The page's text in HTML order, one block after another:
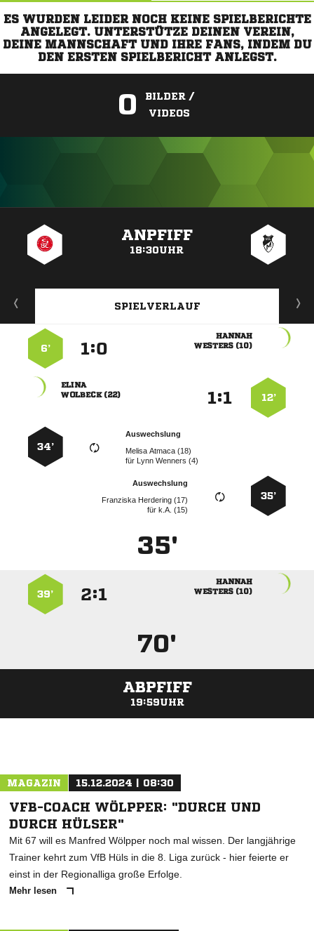
ES WURDEN LEIDER NOCH KEINE SPIELBERICHTE
ANGELEGT. UNTERSTÜTZE DEINEN VEREIN,
DEINE MANNSCHAFT UND IHRE FANS, INDEM DU
DEN ERSTEN SPIELBERICHT ANLEGST.
0
BILDER /
VIDEOS
ANPFIFF
18:30UHR
SPIELVERLAUF

 
:
6’
12’
:

 
Auswechslung
  
für   
34’
35’
Auswechslung
  
fürk.A. (15)
35'

 
:
39’
70'
ABPFIFF
19:59UHR
MAGAZIN 15.12.2024 | 08:30
VFB-COACH WÖLPPER: "DURCH UND
DURCH HÜLSER"
Mit 67 will es Manfred Wölpper noch mal wissen. Der langjährige
Trainer kehrt zum VfB Hüls in die 8. Liga zurück - hier feierte er
einst in der Regionalliga große Erfolge.
Mehr lesen